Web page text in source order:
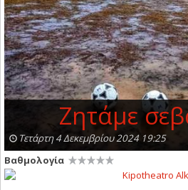
Ζητάμε
Τετάρτη 4 Δεκεμβρίου 2024 19:25
Βαθμολογία